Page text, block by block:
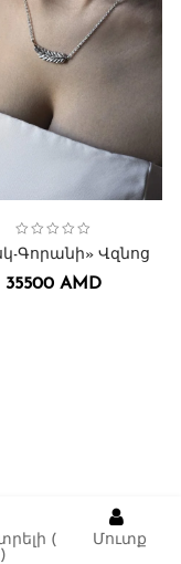
Հասկ-Գորանի,
Գորանի» Վզնոց
35500 AMD
(
Մուտք